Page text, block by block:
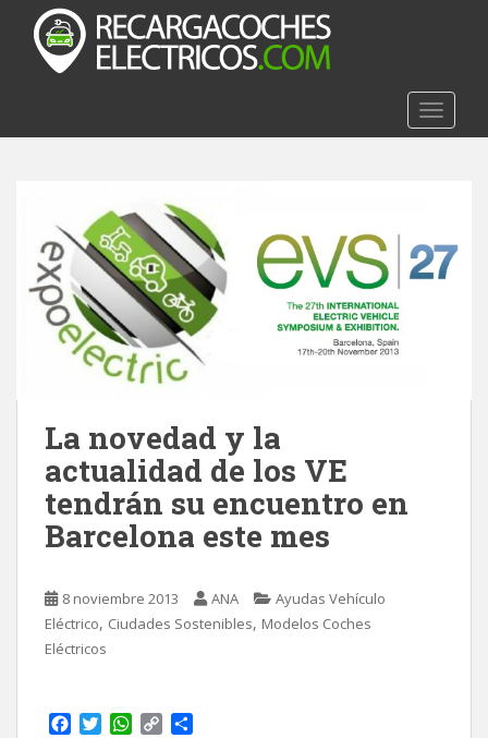
o
La novedad y la
actualidad de los VE
tendrán su encuentro en
Barcelona este mes
8 noviembre 2013 ANA
Ayudas Vehículo
Eléctrico, Ciudades Sostenibles, Modelos Coches
Eléctricos
W